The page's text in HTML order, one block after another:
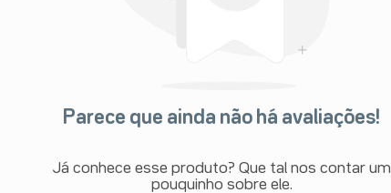
Parece que ainda não há avaliações!
Já conhece esse produto? Que tal nos contar um
pouquinho sobre ele.